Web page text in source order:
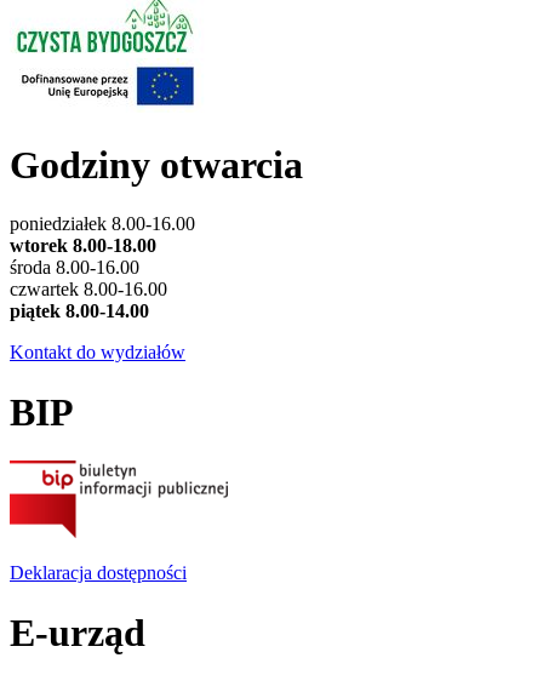
Godziny otwarcia
poniedziałek 8.00-16.00
wtorek 8.00-18.00
środa 8.00-16.00
czwartek 8.00-16.00
piątek 8.00-14.00
Kontakt do wydziałów
BIP
Deklaracja dostępności
E-urząd